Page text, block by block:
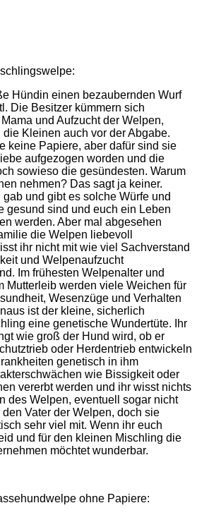
Hündin einen bezaubernden Wurf
Die Besitzer kümmern sich
und Aufzucht der Welpen,
Kleinen auch vor der Abgabe.
keine Papiere, aber dafür sind sie
aufgezogen worden und die
sowieso die gesündesten. Warum
nehmen? Das sagt ja keiner.
und gibt es solche Würfe und
gesund sind und euch ein Leben
werden. Aber mal abgesehen
die Welpen liebevoll
ihr nicht mit wie viel Sachverstand
und Welpenaufzucht
Im frühesten Welpenalter und
Mutterleib werden viele Weichen für
Wesenzüge und Verhalten
ist der kleine, sicherlich
eine genetische Wundertüte. Ihr
wie groß der Hund wird, ob er
oder Herdentrieb entwickeln
genetisch in ihm
wie Bissigkeit oder
vererbt werden und ihr wisst nichts
des Welpen, eventuell sogar nicht
Vater der Welpen, doch sie
sehr viel mit. Wenn ihr euch
und für den kleinen Mischling die
möchtet wunderbar.
ohne Papiere: